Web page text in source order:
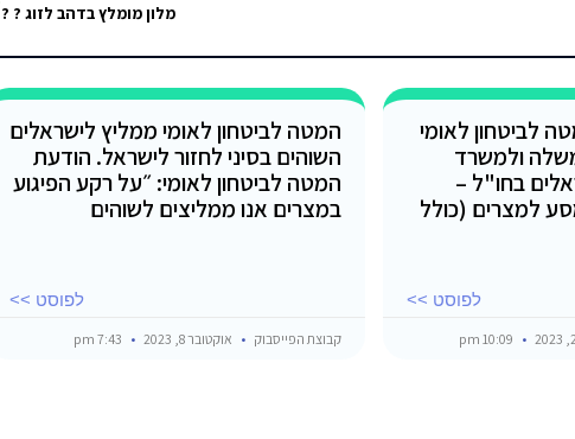
מלון מומלץ בדהב לזוג ? ?
לביטחון לאומי
ולמשרד
בחו"ל –
למצרים (כולל
לפוסט >>
המטה לביטחון לאומי ממליץ לישראלים
השוהים בסיני לחזור לישראל. הודעת
המטה לביטחון לאומי: ״על רקע הפיגוע
במצרים אנו ממליצים לשוהים
לפוסט >>
קבוצת הפייסבוק אוקטובר 8, 2023